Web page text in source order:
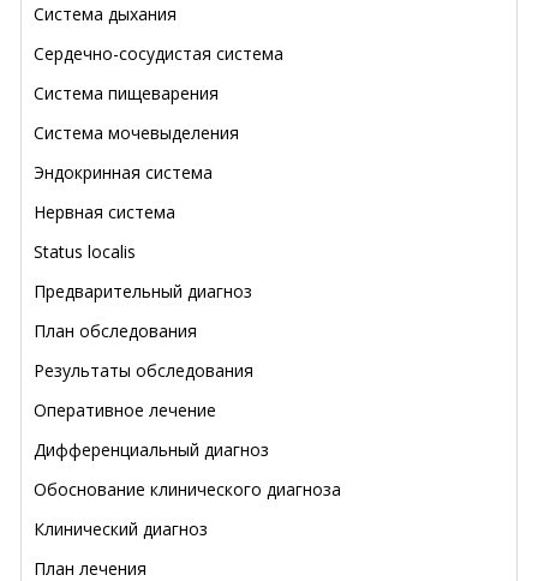
Система дыхания
Сердечно-сосудистая система
Система пищеварения
Система мочевыделения
Эндокринная система
Нервная система
Status localis
Предварительный диагноз
План обследования
Результаты обследования
Оперативное лечение
Дифференциальный диагноз
Обоснование клинического диагноза
Клинический диагноз
План лечения